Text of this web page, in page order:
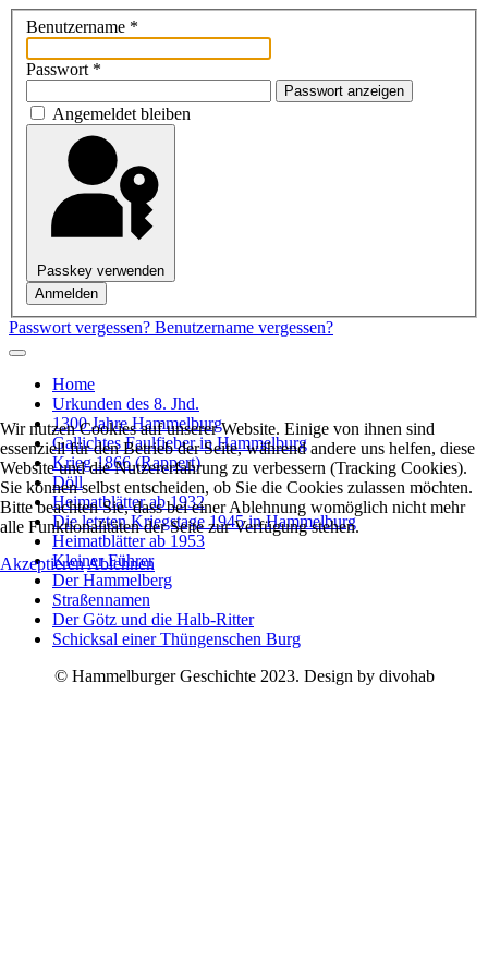
Benutzername *
Passwort *
Passwort anzeigen
Angemeldet bleiben
Passkey verwenden
Anmelden
Passwort vergessen? Benutzername vergessen?
Home
Urkunden des 8. Jhd.
1300 Jahre Hammelburg
Gallichtes Faulfieber in Hammelburg
Krieg 1866 (Rappert)
Döll
Heimatblätter ab 1932
Die letzten Kriegstage 1945 in Hammelburg
Heimatblätter ab 1953
Kleiner Führer
Der Hammelberg
Straßennamen
Der Götz und die Halb-Ritter
Schicksal einer Thüngenschen Burg
© Hammelburger Geschichte 2023. Design by divohab
Wir nutzen Cookies auf unserer Website. Einige von ihnen sind
essenziell für den Betrieb der Seite, während andere uns helfen, diese
Website und die Nutzererfahrung zu verbessern (Tracking Cookies).
Sie können selbst entscheiden, ob Sie die Cookies zulassen möchten.
Bitte beachten Sie, dass bei einer Ablehnung womöglich nicht mehr
alle Funktionalitäten der Seite zur Verfügung stehen.
AkzeptierenAblehnen